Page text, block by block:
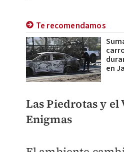
Te recomendamos
en
Las Piedrotas y el
Enigmas